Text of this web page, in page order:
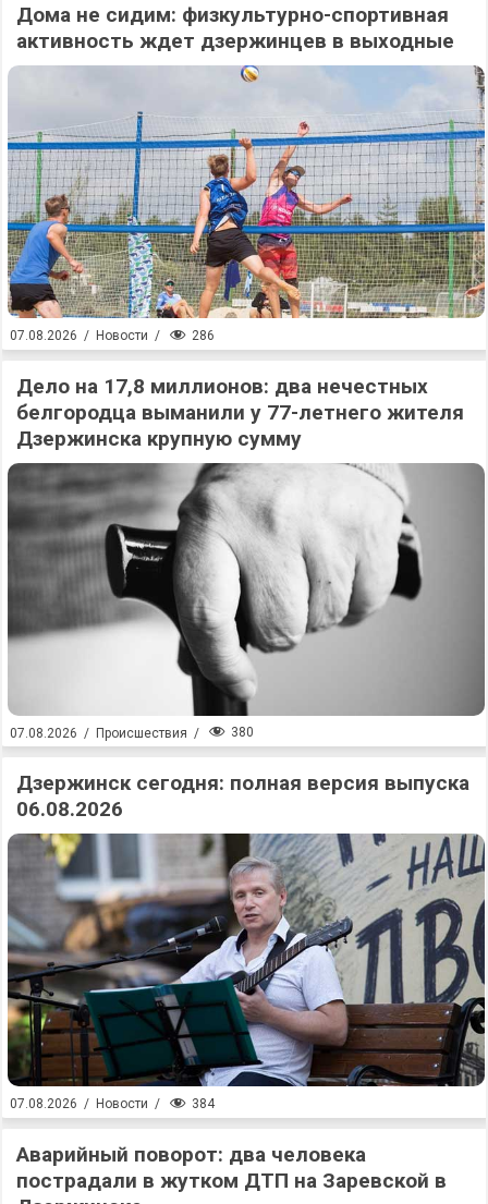
Дома не сидим: физкультурно-спортивная
активность ждет дзержинцев в выходные
07.08.2026 / Новости / 286
Дело на 17,8 миллионов: два нечестных
белгородца выманили у 77-летнего жителя
Дзержинска крупную сумму
07.08.2026 / Происшествия / 380
Дзержинск сегодня: полная версия выпуска
06.08.2026
07.08.2026 / Новости / 384
Аварийный поворот: два человека
пострадали в жутком ДТП на Заревской в